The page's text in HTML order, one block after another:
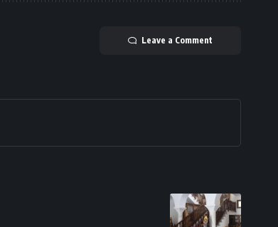
Leave a Comment